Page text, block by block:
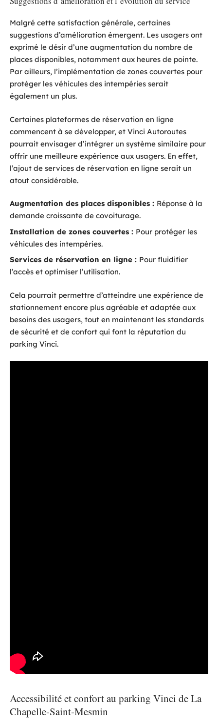
Malgré cette satisfaction générale, certaines
suggestions d’amélioration émergent. Les usagers ont
exprimé le désir d’une augmentation du nombre de
places disponibles, notamment aux heures de pointe.
Par ailleurs, l’implémentation de zones couvertes pour
protéger les véhicules des intempéries serait
également un plus.
Certaines plateformes de réservation en ligne
commencent à se développer, et Vinci Autoroutes
pourrait envisager d’intégrer un système similaire pour
offrir une meilleure expérience aux usagers. En effet,
l’ajout de services de réservation en ligne serait un
atout considérable.
Augmentation des places disponibles : Réponse à la
demande croissante de covoiturage.
Installation de zones couvertes : Pour protéger les
véhicules des intempéries.
Services de réservation en ligne : Pour fluidifier
l’accès et optimiser l’utilisation.
Cela pourrait permettre d’atteindre une expérience de
stationnement encore plus agréable et adaptée aux
besoins des usagers, tout en maintenant les standards
de sécurité et de confort qui font la réputation du
parking Vinci.
Accessibilité et confort au parking Vinci de La
Chapelle-Saint-Mesmin